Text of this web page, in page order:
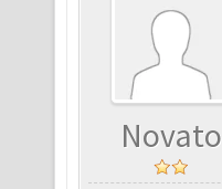
Novato